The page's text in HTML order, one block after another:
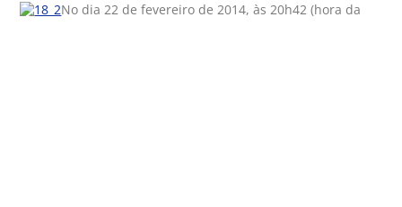
No dia 22 de fevereiro de 2014, às 20h42 (hora da